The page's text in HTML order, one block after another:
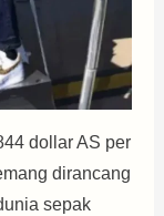
dollar AS per
dirancang
sepak